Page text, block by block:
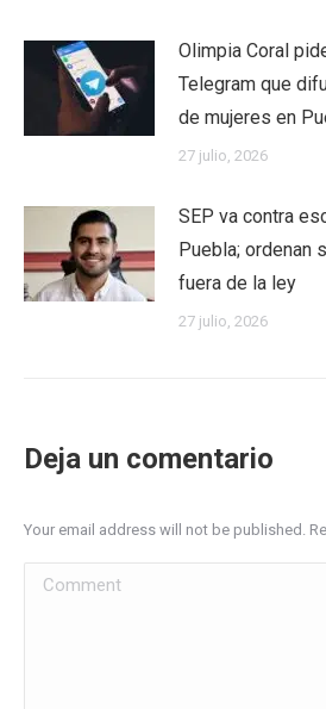
Olimpia Coral
Telegram que
de mujeres en
27 julio, 2026
SEP va contra
Puebla; ordenan
fuera de la ley
27 julio, 2026
Deja un comentario
Your email address will not be published.
Comment